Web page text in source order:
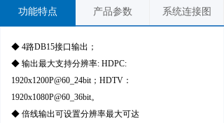
功能特点 产品参数 系统连接图
◆ 4路DB15接口输出；
◆ 输出最大支持分辨率: HDPC:
1920x1200P@60_24bit；HDTV：
1920x1080P@60_36bit。
◆ 倍线输出可设置分辨率最大可达